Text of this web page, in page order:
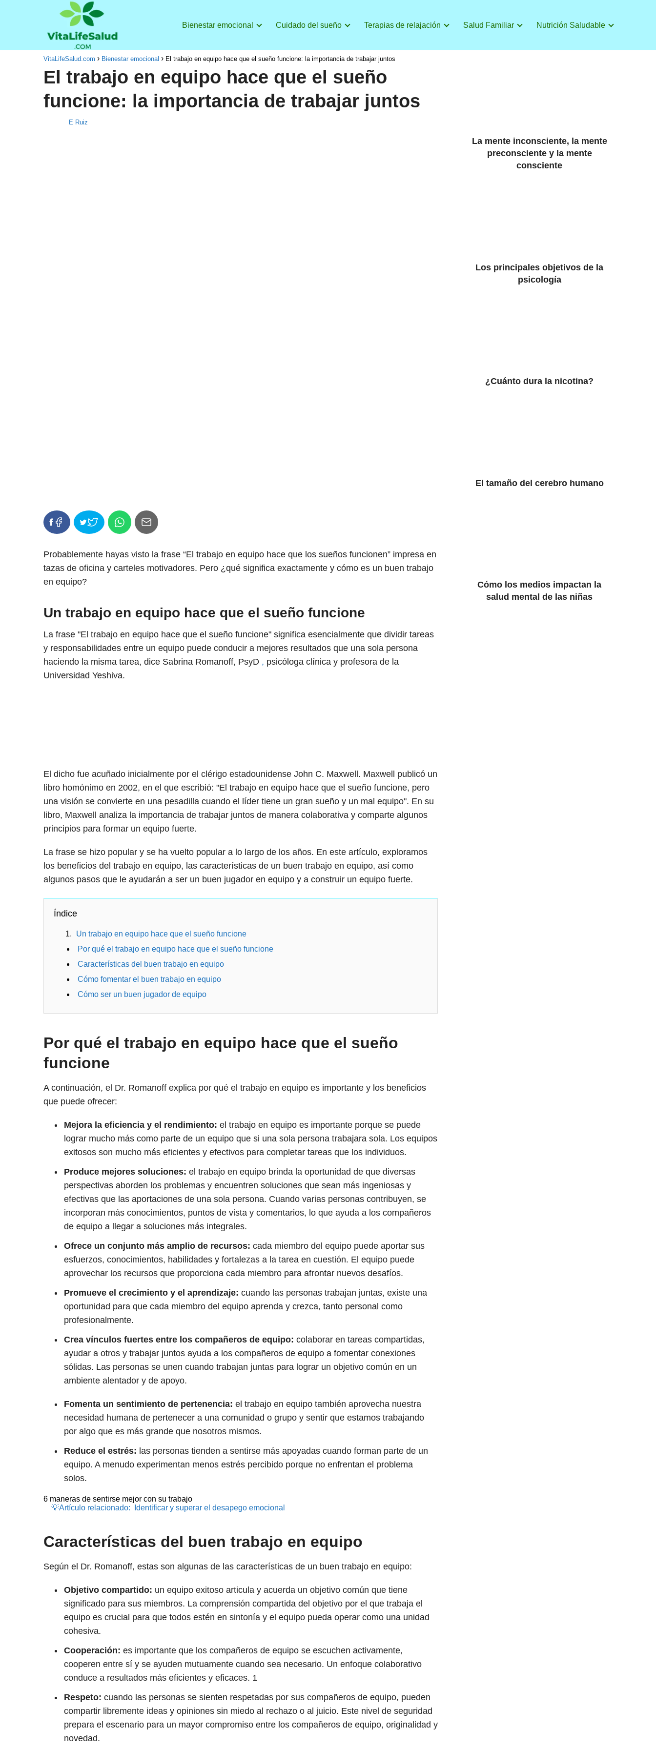
Bienestar emocional Cuidado del sueño Terapias de relajación Salud Familiar Nutrición Saludable
VitaLifeSalud.com Bienestar emocional El trabajo en equipo hace que el sueño funcione: la importancia de trabajar juntos
El trabajo en equipo hace que el sueño
funcione: la importancia de trabajar juntos
E Ruiz
Probablemente hayas visto la frase “El trabajo en equipo hace que los sueños funcionen” impresa en
tazas de oficina y carteles motivadores. Pero ¿qué significa exactamente y cómo es un buen trabajo
en equipo?
Un trabajo en equipo hace que el sueño funcione
La frase "El trabajo en equipo hace que el sueño funcione" significa esencialmente que dividir tareas
y responsabilidades entre un equipo puede conducir a mejores resultados que una sola persona
haciendo la misma tarea, dice Sabrina Romanoff, PsyD , psicóloga clínica y profesora de la
Universidad Yeshiva.
El dicho fue acuñado inicialmente por el clérigo estadounidense John C. Maxwell. Maxwell publicó un
libro homónimo en 2002, en el que escribió: "El trabajo en equipo hace que el sueño funcione, pero
una visión se convierte en una pesadilla cuando el líder tiene un gran sueño y un mal equipo". En su
libro, Maxwell analiza la importancia de trabajar juntos de manera colaborativa y comparte algunos
principios para formar un equipo fuerte.
La frase se hizo popular y se ha vuelto popular a lo largo de los años. En este artículo, exploramos
los beneficios del trabajo en equipo, las características de un buen trabajo en equipo, así como
algunos pasos que le ayudarán a ser un buen jugador en equipo y a construir un equipo fuerte.
Índice
Un trabajo en equipo hace que el sueño funcione
Por qué el trabajo en equipo hace que el sueño funcione
Características del buen trabajo en equipo
Cómo fomentar el buen trabajo en equipo
Cómo ser un buen jugador de equipo
Por qué el trabajo en equipo hace que el sueño
funcione
A continuación, el Dr. Romanoff explica por qué el trabajo en equipo es importante y los beneficios
que puede ofrecer:
Mejora la eficiencia y el rendimiento: el trabajo en equipo es importante porque se puede
lograr mucho más como parte de un equipo que si una sola persona trabajara sola. Los equipos
exitosos son mucho más eficientes y efectivos para completar tareas que los individuos.
Produce mejores soluciones: el trabajo en equipo brinda la oportunidad de que diversas
perspectivas aborden los problemas y encuentren soluciones que sean más ingeniosas y
efectivas que las aportaciones de una sola persona. Cuando varias personas contribuyen, se
incorporan más conocimientos, puntos de vista y comentarios, lo que ayuda a los compañeros
de equipo a llegar a soluciones más integrales.
Ofrece un conjunto más amplio de recursos: cada miembro del equipo puede aportar sus
esfuerzos, conocimientos, habilidades y fortalezas a la tarea en cuestión. El equipo puede
aprovechar los recursos que proporciona cada miembro para afrontar nuevos desafíos.
Promueve el crecimiento y el aprendizaje: cuando las personas trabajan juntas, existe una
oportunidad para que cada miembro del equipo aprenda y crezca, tanto personal como
profesionalmente.
Crea vínculos fuertes entre los compañeros de equipo: colaborar en tareas compartidas,
ayudar a otros y trabajar juntos ayuda a los compañeros de equipo a fomentar conexiones
sólidas. Las personas se unen cuando trabajan juntas para lograr un objetivo común en un
ambiente alentador y de apoyo.
Fomenta un sentimiento de pertenencia: el trabajo en equipo también aprovecha nuestra
necesidad humana de pertenecer a una comunidad o grupo y sentir que estamos trabajando
por algo que es más grande que nosotros mismos.
Reduce el estrés: las personas tienden a sentirse más apoyadas cuando forman parte de un
equipo. A menudo experimentan menos estrés percibido porque no enfrentan el problema
solos.
6 maneras de sentirse mejor con su trabajo
💡Artículo relacionado:
Identificar y superar el desapego emocional
Características del buen trabajo en equipo
Según el Dr. Romanoff, estas son algunas de las características de un buen trabajo en equipo:
Objetivo compartido: un equipo exitoso articula y acuerda un objetivo común que tiene
significado para sus miembros. La comprensión compartida del objetivo por el que trabaja el
equipo es crucial para que todos estén en sintonía y el equipo pueda operar como una unidad
cohesiva.
Cooperación: es importante que los compañeros de equipo se escuchen activamente,
cooperen entre sí y se ayuden mutuamente cuando sea necesario. Un enfoque colaborativo
conduce a resultados más eficientes y eficaces. 1
Respeto: cuando las personas se sienten respetadas por sus compañeros de equipo, pueden
compartir libremente ideas y opiniones sin miedo al rechazo o al juicio. Este nivel de seguridad
prepara el escenario para un mayor compromiso entre los compañeros de equipo, originalidad y
novedad.
La mente inconsciente, la mente
preconsciente y la mente
consciente
Los principales objetivos de la
psicología
¿Cuánto dura la nicotina?
El tamaño del cerebro humano
Cómo los medios impactan la
salud mental de las niñas